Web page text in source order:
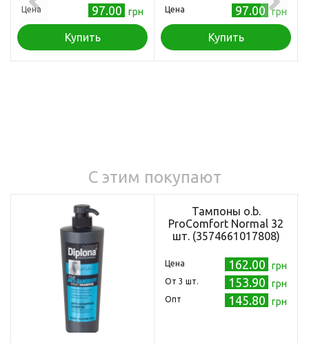
Цена 97.00 грн
Купить
Цена 97.00 грн
Купить
С этим покупают
Тампоны o.b.
ProComfort Normal 32
шт. (3574661017808)
Цена 162.00 грн
Oт 3 шт. 153.90 грн
Опт 145.80 грн